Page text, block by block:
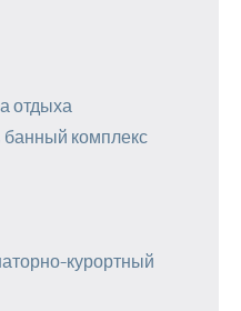
отдыха
комплекс
курортный